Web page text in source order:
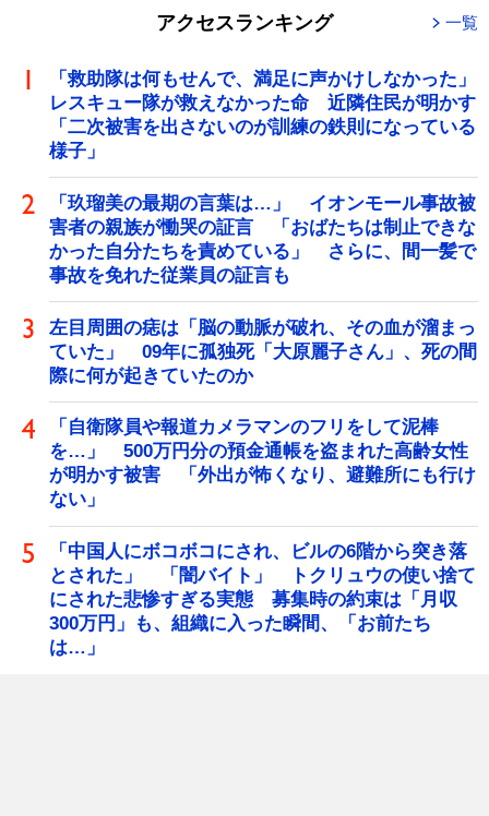
アクセスランキング 一覧
「救助隊は何もせんで、満足に声かけしなかった」
レスキュー隊が救えなかった命 近隣住民が明かす
「二次被害を出さないのが訓練の鉄則になっている
様子」
「玖瑠美の最期の言葉は…」 イオンモール事故被
害者の親族が慟哭の証言 「おばたちは制止できな
かった自分たちを責めている」 さらに、間一髪で
事故を免れた従業員の証言も
左目周囲の痣は「脳の動脈が破れ、その血が溜まっ
ていた」 09年に孤独死「大原麗子さん」、死の間
際に何が起きていたのか
「自衛隊員や報道カメラマンのフリをして泥棒
を…」 500万円分の預金通帳を盗まれた高齢女性
が明かす被害 「外出が怖くなり、避難所にも行け
ない」
「中国人にボコボコにされ、ビルの6階から突き落
とされた」 「闇バイト」 トクリュウの使い捨て
にされた悲惨すぎる実態 募集時の約束は「月収
300万円」も、組織に入った瞬間、「お前たち
は…」